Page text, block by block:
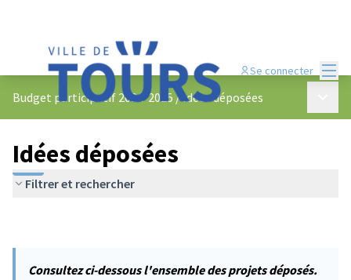
Se connecter
Budget participatif 2024-2025 /Idées déposées
Idées déposées
Filtrer et rechercher
Consultez ci-dessous l'ensemble des projets déposés.